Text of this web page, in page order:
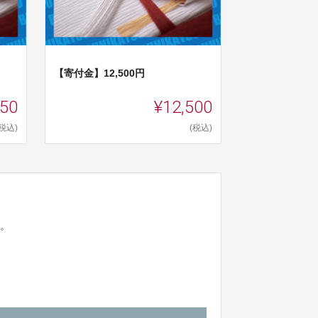
込)
【寄付金】12,500円
¥12,500
(税込)